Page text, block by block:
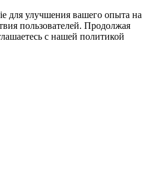
для улучшения вашего опыта на
пользователей. Продолжая
с нашей политикой